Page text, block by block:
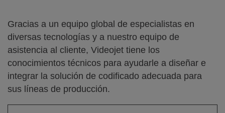
Gracias a un equipo global de especialistas en
diversas tecnologías y a nuestro equipo de
asistencia al cliente, Videojet tiene los
conocimientos técnicos para ayudarle a diseñar e
integrar la solución de codificado adecuada para
sus líneas de producción.